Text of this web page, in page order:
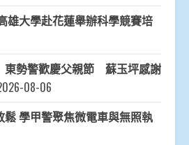
雄大學赴花蓮舉辦科學競賽培
勢警歡慶父親節 蘇玉坪感謝
08-06
學甲警聚焦微電車與無照執